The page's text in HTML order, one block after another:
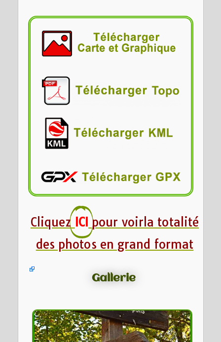
Cliquez ICI pour voirla totalité
des photos en grand format
Gallerie